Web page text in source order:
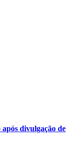
após divulgação de